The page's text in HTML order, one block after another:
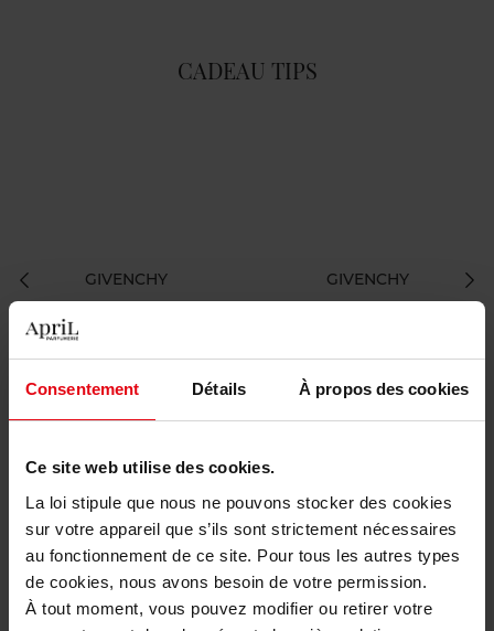
Consentement Détails À propos des cookies
Ce site web utilise des cookies.
La loi stipule que nous ne pouvons stocker des cookies
sur votre appareil que s’ils sont strictement nécessaires
au fonctionnement de ce site. Pour tous les autres types
de cookies, nous avons besoin de votre permission.
À tout moment, vous pouvez modifier ou retirer votre
CADEAU TIPS
GIVENCHY
L'INTERDIT ABSOLU
Eau de Parfum
GIVENCHY
Eau de Parfum
NIEUWE PRODUCTEN